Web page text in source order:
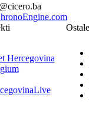
Hercegovina